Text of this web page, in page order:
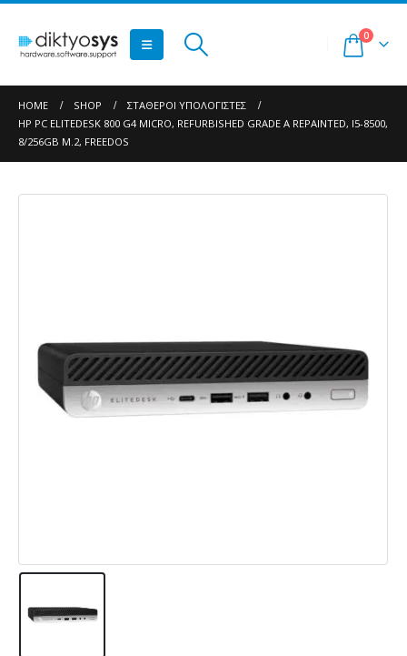
0
HOME SHOP
ΣΤΑΘΕΡΟΊ ΥΠΟΛΟΓΙΣΤΈΣ
HP PC ELITEDESK 800 G4 MICRO, REFURBISHED GRADE A REPAINTED, I5-8500,
8/256GB M.2, FREEDOS